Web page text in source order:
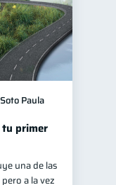
Paula
tu primer
una de las
a la vez